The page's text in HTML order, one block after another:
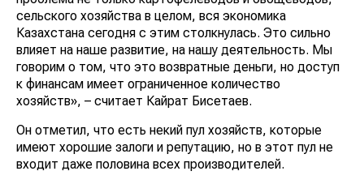
сельского хозяйства в целом, вся экономика
Казахстана сегодня с этим столкнулась. Это сильно
влияет на наше развитие, на нашу деятельность. Мы
говорим о том, что это возвратные деньги, но доступ
к финансам имеет ограниченное количество
хозяйств», – считает Кайрат Бисетаев.
Он отметил, что есть некий пул хозяйств, которые
имеют хорошие залоги и репутацию, но в этот пул не
входит даже половина всех производителей.